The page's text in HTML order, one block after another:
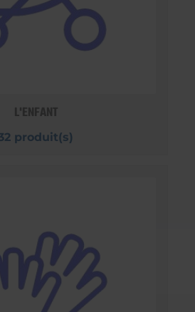
L'ENFANT
produit(s)